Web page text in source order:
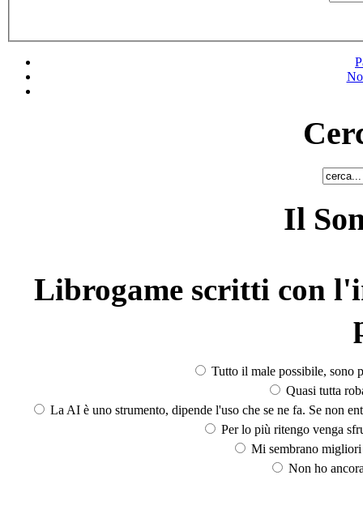
Il
Librogame scritti con
Tutto il male possibile, sono
Quasi tutta
La AI è uno strumento, dipende l'uso che se ne fa. Se non
Per lo più ritengo venga
Mi sembrano
Non ho